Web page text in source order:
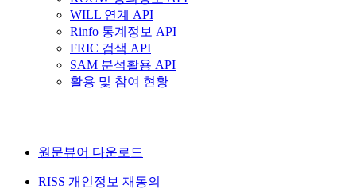
WILL 연계 API
Rinfo 통계정보 API
FRIC 검색 API
SAM 분석활용 API
활용 및 참여 현황
원문뷰어 다운로드
RISS 개인정보 재동의